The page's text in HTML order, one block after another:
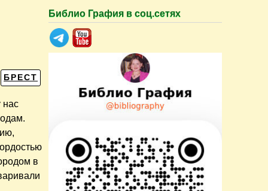
БРЕСТ
нас
в
Библио Графия в соц.сетях